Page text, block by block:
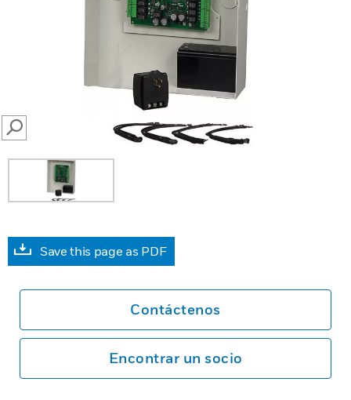
SEARCH
Save this page as PDF
Contáctenos
Encontrar un socio